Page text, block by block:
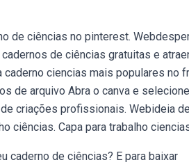
de ciências no pinterest.
de ciências gratuitas e
ciencias mais populares no
de arquivo Abra o canva e
criações profissionais. Webideia
ciências. Capa para trabalho
caderno de ciências? E para baixar